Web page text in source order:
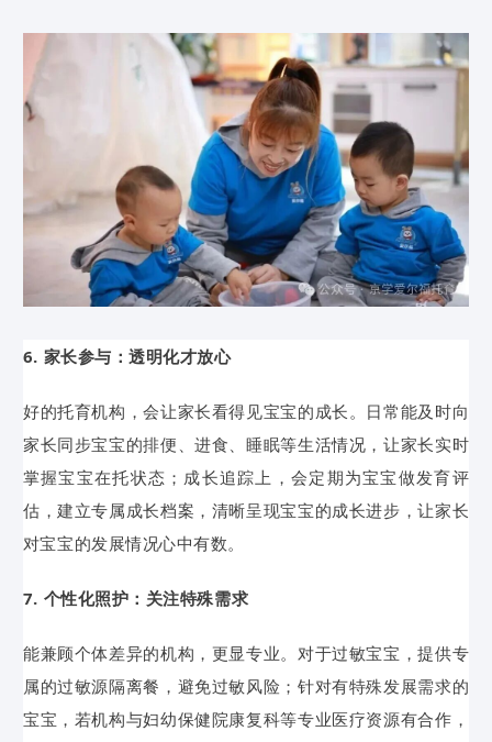
6. 家长参与：透明化才放心
好的托育机构，会让家长看得见宝宝的成长。日常能及时向
家长同步宝宝的排便、进食、睡眠等生活情况，让家长实时
掌握宝宝在托状态；成长追踪上，会定期为宝宝做发育评
估，建立专属成长档案，清晰呈现宝宝的成长进步，让家长
对宝宝的发展情况心中有数。
7. 个性化照护：关注特殊需求
能兼顾个体差异的机构，更显专业。对于过敏宝宝，提供专
属的过敏源隔离餐，避免过敏风险；针对有特殊发展需求的
宝宝，若机构与妇幼保健院康复科等专业医疗资源有合作，